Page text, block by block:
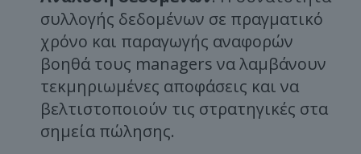
συλλογής δεδομένων σε πραγματικό
χρόνο και παραγωγής αναφορών
βοηθά τους managers να λαμβάνουν
τεκμηριωμένες αποφάσεις και να
βελτιστοποιούν τις στρατηγικές στα
σημεία πώλησης.